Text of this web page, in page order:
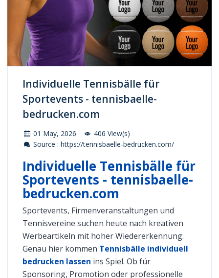
Individuelle Tennisbälle für
Sportevents - tennisbaelle-
bedrucken.com
01 May, 2026
406 View(s)
Source : https://tennisbaelle-bedrucken.com/
Individuelle Tennisbälle für
Sportevents - tennisbaelle-
bedrucken.com
Sportevents, Firmenveranstaltungen und
Tennisvereine suchen heute nach kreativen
Werbeartikeln mit hoher Wiedererkennung.
Genau hier kommen Tennisbälle individuell
bedrucken lassen ins Spiel. Ob für
Sponsoring, Promotion oder professionelle